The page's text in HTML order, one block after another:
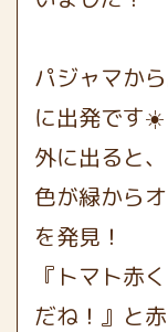
パジャマか
に出発です☀️
外に出ると
色が緑から
を発見！
『トマト赤
だね！』と